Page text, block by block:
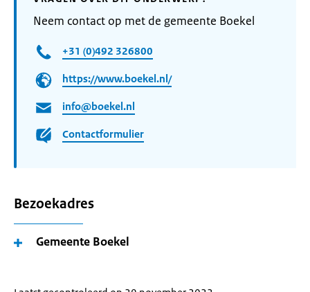
Neem contact op met de gemeente Boekel
+31 (0)492 326800
https://www.boekel.nl/
info@boekel.nl
Contactformulier
Bezoekadres
Gemeente Boekel